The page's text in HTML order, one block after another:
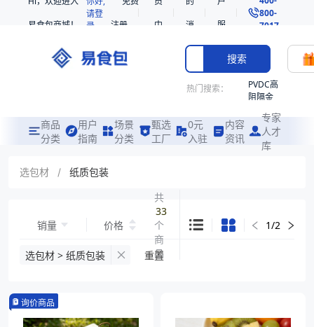
易食包商城！
请登
录
注册
中
消
息
服
务
800-
7017
搜索
热门搜索：
PVDC高
阻隔金
共挤热
收缩袋
221360
袋
商品
分类
用户
指南
场景
分类
甄选
工厂
0元
入驻
内容
资讯
专家
人才
库
选包材 / 纸质包装
销量 价格
共
33
个
商
品
1/2
选包材 > 纸质包装 重置
询价商品